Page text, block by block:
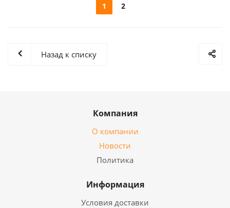
1 2
Назад к списку
Компания
О компании
Новости
Политика
Информация
Условия доставки